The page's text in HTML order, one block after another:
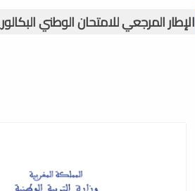
الإطار المرجعي للامتحان الوطني البكالوريا